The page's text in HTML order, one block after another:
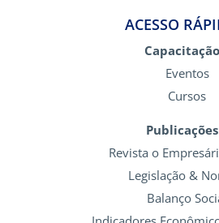
ACESSO
Capacitação
Eventos
Cursos
Publicações
Revista o
Legislação &
Balanço